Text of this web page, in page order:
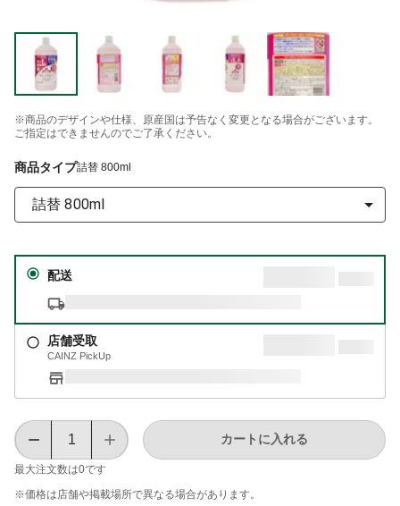
※商品のデザインや仕様、原産国は予告なく変更となる場合がございます。
ご指定はできませんのでご了承ください。
商品タイプ詰替 800ml
詰替 800ml
配送
店舗受取
CAINZ PickUp
最大注文数は0です
カートに入れる
※価格は​店舗や​掲載場所で​異なる​場合が​あります。